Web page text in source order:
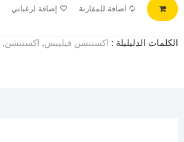
اضافة للمقارنة إضافة لرغباتي
الكلمات الدليليلة : اكستنشن فيليبس, اكستنشن,